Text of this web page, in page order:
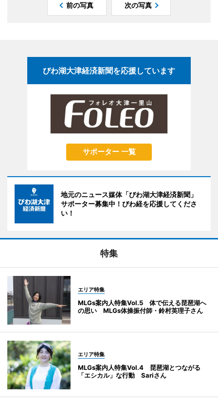
前の写真 次の写真
びわ湖大津経済新聞を応援しています
サポーター 一覧
地元のニュース媒体「びわ湖大津経済新聞」
サポーター募集中！びわ経を応援してくださ
い！
特集
エリア特集
MLGs案内人特集Vol.5 体で伝える琵琶湖へ
の思い MLGs体操振付師・鈴村英理子さん
エリア特集
MLGs案内人特集Vol.4 琵琶湖とつながる
「エシカル」な行動 Sariさん